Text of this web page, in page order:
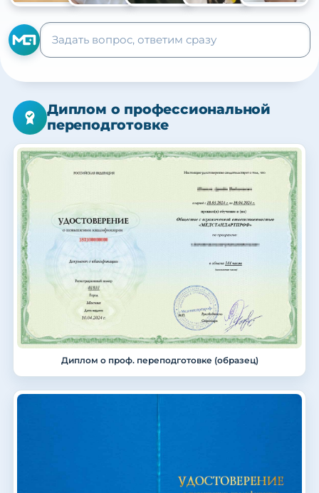
+105
Диплом о профессиональной
переподготовке
Диплом о проф. переподготовке (образец)